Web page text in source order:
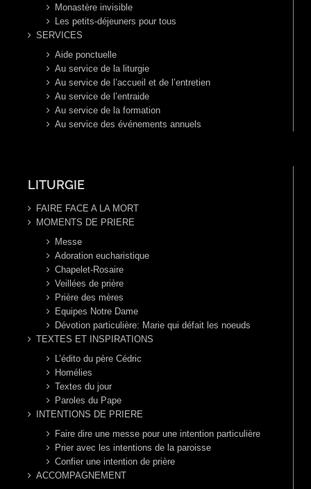
Monastère invisible
Les petits-déjeuners pour tous
SERVICES
Aide ponctuelle
Au service de la liturgie
Au service de l’accueil et de l’entretien
Au service de l’entraide
Au service de la formation
Au service des événements annuels
LITURGIE
FAIRE FACE A LA MORT
MOMENTS DE PRIERE
Messe
Adoration eucharistique
Chapelet-Rosaire
Veillées de prière
Prière des mères
Equipes Notre Dame
Dévotion particulière: Marie qui défait les noeuds
TEXTES ET INSPIRATIONS
L’édito du père Cédric
Homélies
Textes du jour
Paroles du Pape
INTENTIONS DE PRIERE
Faire dire une messe pour une intention particulière
Prier avec les intentions de la paroisse
Confier une intention de prière
ACCOMPAGNEMENT